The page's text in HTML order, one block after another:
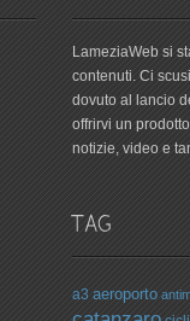
LameziaWeb si
contenuti. Ci
dovuto al lancio
offrirvi un
notizie, video e
a3 aeroporto